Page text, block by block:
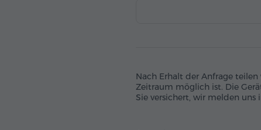
Nach Erhalt der Anfrage
Zeitraum möglich ist. Die
Sie versichert, wir melden uns